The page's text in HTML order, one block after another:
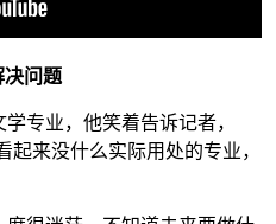
决问题
专业，他笑着告诉记者，
起来没什么实际用处的专业，